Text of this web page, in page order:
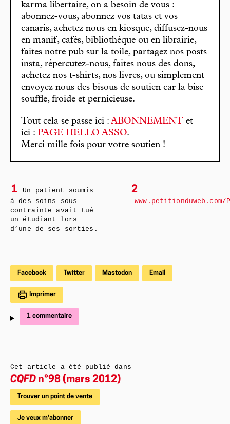
karma libertaire, on a besoin de vous :
abonnez-vous, abonnez vos tatas et vos
canaris, achetez nous en kiosque, diffusez-nous
en manif, cafés, bibliothèque ou en librairie,
faites notre pub sur la toile, partagez nos posts
insta, répercutez-nous, faites nous des dons,
achetez nos t-shirts, nos livres, ou simplement
envoyez nous des bisous de soutien car la bise
souffle, froide et pernicieuse.
Tout cela se passe ici : ABONNEMENT et
ici : PAGE HELLO ASSO.
Merci mille fois pour votre soutien !
1
Un patient soumis
à des soins sous
contrainte avait tué
un étudiant lors
d’une de ses sorties.
2
Facebook Twitter Mastodon Email
Imprimer
1 commentaire
Cet article a été publié dans
CQFD n°98 (mars 2012)
Trouver un point de vente
Je veux m'abonner